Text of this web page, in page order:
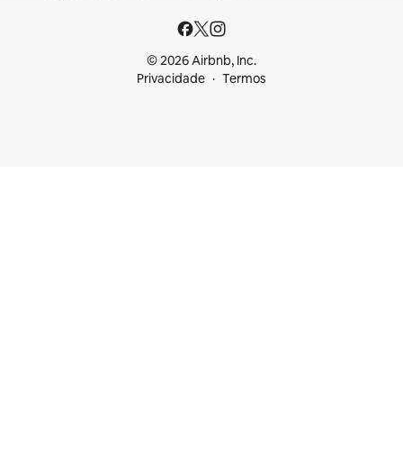
© 2026 Airbnb, Inc.
Privacidade
Termos